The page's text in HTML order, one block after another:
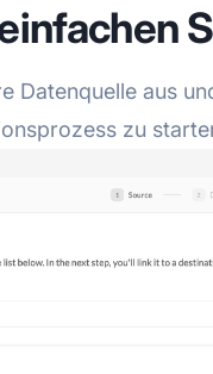
Datenquelle aus
zu